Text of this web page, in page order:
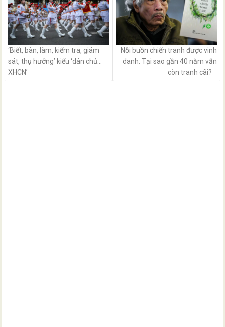
‘Biết, bàn, làm, kiểm tra, giám
sát, thụ hưởng’ kiểu ‘dân chủ…
XHCN’
Nỗi buồn chiến tranh được vinh
danh: Tại sao gần 40 năm vẫn
còn tranh cãi?